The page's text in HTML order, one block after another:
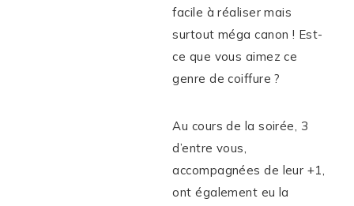
facile à réaliser mais
surtout méga canon ! Est-
ce que vous aimez ce
genre de coiffure ?
Au cours de la soirée, 3
d’entre vous,
accompagnées de leur +1,
ont également eu la